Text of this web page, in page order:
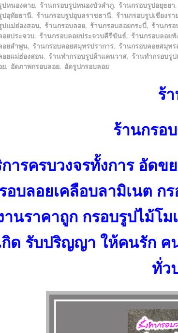
ปหนองคาย, ร้านกรอบรูปหนองบัวลำภู, ร้านกรอบรูปอยุธยา,
ปอุทัยธานี, ร้านกรอบรูปอุบลราชธานี, ร้านกรอบรูปเชียงรา
ปแม่ฮ่องสอน, ร้านกรอบลอย, ร้านกรอบลอยกระบี่, ร้านกรอ
อยประจวบ, ร้านกรอบลอยประจวบคีรีขันธ์, ร้านกรอบลอยพั
อยลำพูน, ร้านกรอบลอยสมุทรปราการ, ร้านกรอบลอยสมุทร
อยแม่ฮ่องสอน, ร้านทำกรอบรูปผ้าแคนวาส, ร้านทำกรอบรู
ย, อัดภาพกรอบลอย, อัดรูปกรอบลอย
ร้
ร้านกรอ
ารครบวงจรทั้งการ อัด
อบลอยเคลือบลามิเนต ก
านราคาถูก กรอบรูปไม้โ
กิด รับปริญญา ให้คนรัก ค
ทั่ว